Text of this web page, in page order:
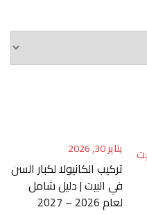
يناير 30, 2026
تركيب الكانيولا لكبار السن
في البيت | دليل شامل
لعام 2026 – 2027